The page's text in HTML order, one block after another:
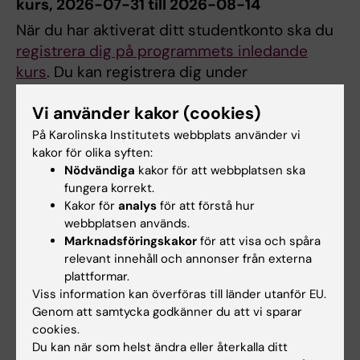
kurs, 2026-07-31 till 2026-08-14
När du har aktiverat ditt studentkonto ska du
registrera dig på programmets inledande
kurs. Du kan registrera dig under
23:59), genom att logga in påVälkommen till
Ladok för studenter
.
Här kan du alltid logga in och kontrollera din
registrering på programmet. Det är först när
du är registrerad som du officiellt räknas som
student och får delta i undervisningen.
Den inledande kurs du ska registrera dig på
7KL000 - Grundläggande kurs -
kompletterande utbildning för läkare med
utländsk examen
Vi använder kakor (cookies)
På Karolinska Institutets webbplats använder vi
kakor för olika syften:
Nödvändiga kakor för att webbplatsen ska
fungera korrekt.
Kakor för analys för att förstå hur
webbplatsen används.
Marknadsföringskakor för att visa och spåra
relevant innehåll och annonser från externa
plattformar.
Viss information kan överföras till länder utanför EU.
Genom att samtycka godkänner du att vi sparar
cookies.
Du kan när som helst ändra eller återkalla ditt